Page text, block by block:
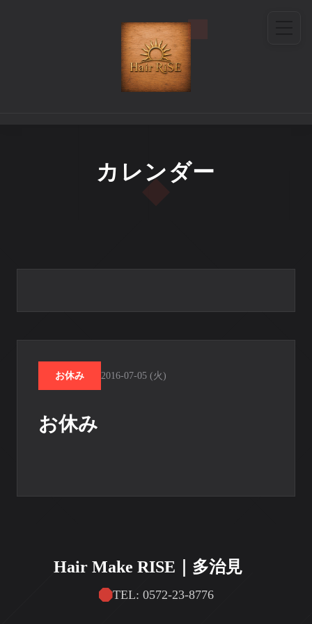
カレンダー
お休み 2016-07-05 (火)
お休み
Hair Make RISE｜多治見
TEL: 0572-23-8776